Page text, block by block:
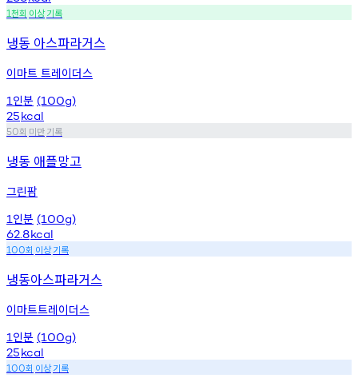
1천회 이상기록
냉동 아스파라거스
이마트 트레이더스
1 인분 (100g)
25kcal
50회 미만기록
냉동 애플망고
그린팜
1 인분 (100g)
62.8kcal
100회 이상기록
냉동아스파라거스
이마트트레이더스
1 인분 (100g)
25kcal
100회 이상기록